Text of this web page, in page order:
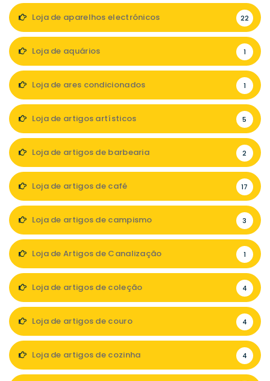
Loja de aparelhos electrónicos 22
Loja de aquários 1
Loja de ares condicionados 1
Loja de artigos artísticos 5
Loja de artigos de barbearia 2
Loja de artigos de café 17
Loja de artigos de campismo 3
Loja de Artigos de Canalização 1
Loja de artigos de coleção 4
Loja de artigos de couro 4
Loja de artigos de cozinha 4